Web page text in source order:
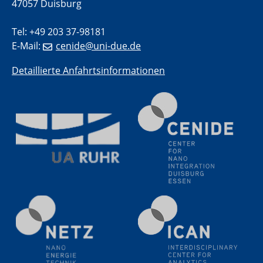
SFB/TRR 270 Kolloquium
Polo – Research Laboratories for Emerging Technologies
in Cooling and Thermophysics, Federal University of
Santa Catarina
Hydrogen effects on the deformation and fracture of
alloys
19.06.2024
20.06.2024
UDE4future Ringvorlesung
26.06.2024
Physikalisches Kolloquium
47057 Duisburg
Tel: +49 203 37-98181
E-Mail:
cenide@uni-due.de
Detaillierte Anfahrtsinformationen